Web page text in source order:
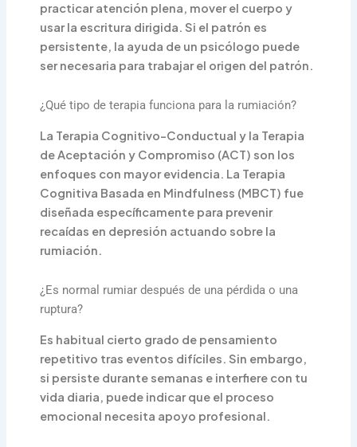
practicar atención plena, mover el cuerpo y
usar la escritura dirigida. Si el patrón es
persistente, la ayuda de un psicólogo puede
ser necesaria para trabajar el origen del patrón.
¿Qué tipo de terapia funciona para la rumiación?
La Terapia Cognitivo-Conductual y la Terapia
de Aceptación y Compromiso (ACT) son los
enfoques con mayor evidencia. La Terapia
Cognitiva Basada en Mindfulness (MBCT) fue
diseñada específicamente para prevenir
recaídas en depresión actuando sobre la
rumiación.
¿Es normal rumiar después de una pérdida o una
ruptura?
Es habitual cierto grado de pensamiento
repetitivo tras eventos difíciles. Sin embargo,
si persiste durante semanas e interfiere con tu
vida diaria, puede indicar que el proceso
emocional necesita apoyo profesional.